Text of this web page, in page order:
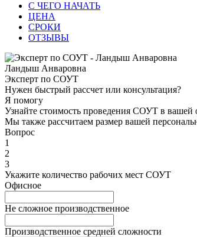
С ЧЕГО НАЧАТЬ
ЦЕНА
СРОКИ
ОТЗЫВЫ
Ландыш Анваровна
Эксперт по СОУТ
Нужен быстрый рассчет или консультация?
Я помогу
Узнайте стоимость проведения СОУТ в вашей
Мы также рассчитаем размер вашей
Вопрос
1
2
3
Укажите количество рабочих мест СОУТ
Офисное
Не сложное производственное
Производственное средней сложности